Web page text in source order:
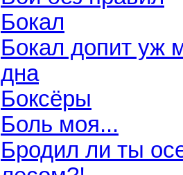
Бокал
Бокал допит уж
дна
Боксёры
Боль моя...
Бродил ли ты